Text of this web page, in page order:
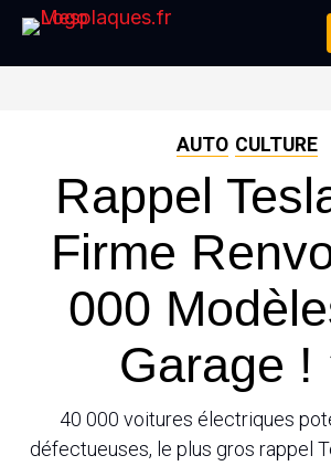
AUTO CULTURE
Rappel
Firme
000
Garage
40 000 voitures électriques
défectueuses, le plus gros rappel